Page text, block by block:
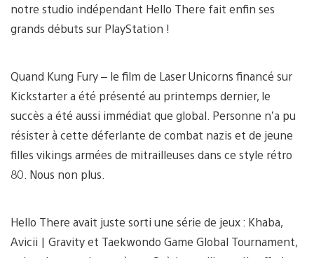
notre studio indépendant Hello There fait enfin ses
grands débuts sur PlayStation !
Quand Kung Fury – le film de Laser Unicorns financé sur
Kickstarter a été présenté au printemps dernier, le
succès a été aussi immédiat que global. Personne n’a pu
résister à cette déferlante de combat nazis et de jeune
filles vikings armées de mitrailleuses dans ce style rétro
80. Nous non plus.
Hello There avait juste sorti une série de jeux : Khaba,
Avicii | Gravity et Taekwondo Game Global Tournament,